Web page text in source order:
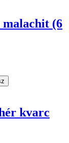
malachit (6
kvarc